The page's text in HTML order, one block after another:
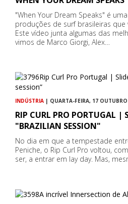
"When Your Dream Speaks" é
produções de surf brasileiras
Este vídeo junta algumas das
vimos de Marco Giorgi, Alex…
INDÚSTRIA | QUARTA-FEIRA, 17
RIP CURL PRO PORTUGAL |
"BRAZILIAN SESSION"
No dia em que a tempestade
Peniche, o Rip Curl Pro voltou,
ser, a entrar em lay day. Mas,